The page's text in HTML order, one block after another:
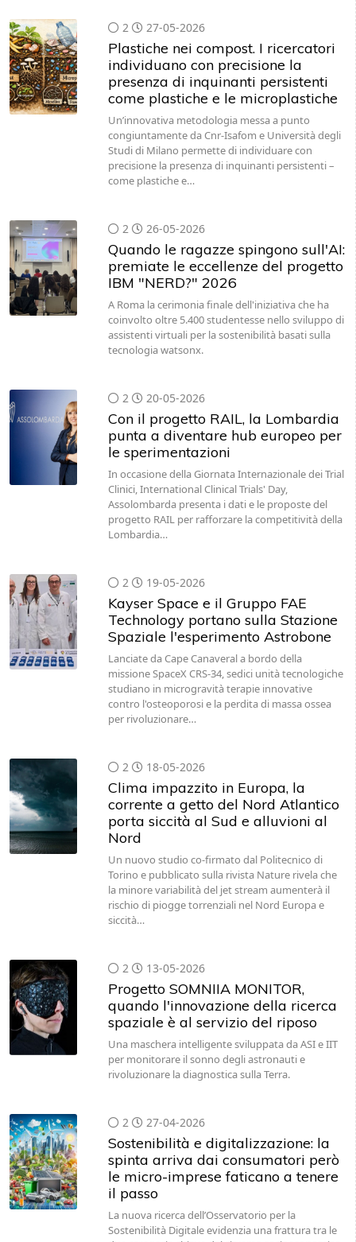
2 27-05-2026
Plastiche nei compost. I ricercatori
individuano con precisione la
presenza di inquinanti persistenti
come plastiche e le microplastiche
Un’innovativa metodologia messa a punto
congiuntamente da Cnr-Isafom e Università degli
Studi di Milano permette di individuare con
precisione la presenza di inquinanti persistenti –
come plastiche e…
2 26-05-2026
Quando le ragazze spingono sull'AI:
premiate le eccellenze del progetto
IBM "NERD?" 2026
A Roma la cerimonia finale dell'iniziativa che ha
coinvolto oltre 5.400 studentesse nello sviluppo di
assistenti virtuali per la sostenibilità basati sulla
tecnologia watsonx.
2 20-05-2026
Con il progetto RAIL, la Lombardia
punta a diventare hub europeo per
le sperimentazioni
In occasione della Giornata Internazionale dei Trial
Clinici, International Clinical Trials' Day,
Assolombarda presenta i dati e le proposte del
progetto RAIL per rafforzare la competitività della
Lombardia…
2 19-05-2026
Kayser Space e il Gruppo FAE
Technology portano sulla Stazione
Spaziale l'esperimento Astrobone
Lanciate da Cape Canaveral a bordo della
missione SpaceX CRS-34, sedici unità tecnologiche
studiano in microgravità terapie innovative
contro l'osteoporosi e la perdita di massa ossea
per rivoluzionare…
2 18-05-2026
Clima impazzito in Europa, la
corrente a getto del Nord Atlantico
porta siccità al Sud e alluvioni al
Nord
Un nuovo studio co-firmato dal Politecnico di
Torino e pubblicato sulla rivista Nature rivela che
la minore variabilità del jet stream aumenterà il
rischio di piogge torrenziali nel Nord Europa e
siccità…
2 13-05-2026
Progetto SOMNIIA MONITOR,
quando l'innovazione della ricerca
spaziale è al servizio del riposo
Una maschera intelligente sviluppata da ASI e IIT
per monitorare il sonno degli astronauti e
rivoluzionare la diagnostica sulla Terra.
2 27-04-2026
Sostenibilità e digitalizzazione: la
spinta arriva dai consumatori però
le micro-imprese faticano a tenere
il passo
La nuova ricerca dell’Osservatorio per la
Sostenibilità Digitale evidenzia una frattura tra le